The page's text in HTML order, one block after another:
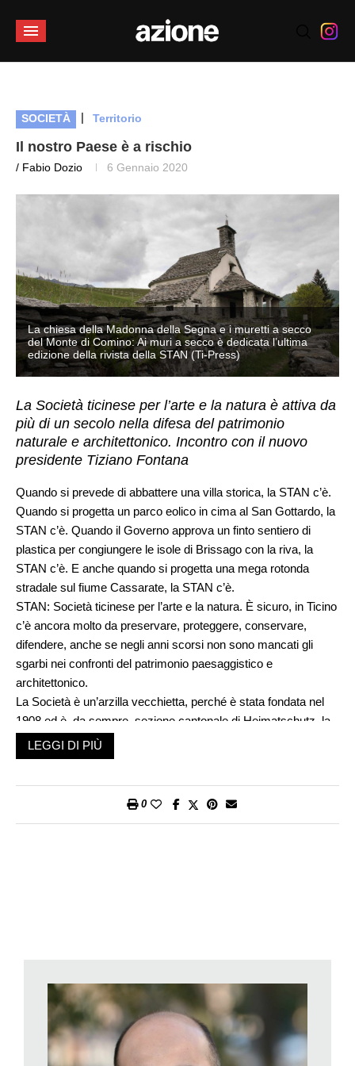
SOCIETÀ | Territorio
Il nostro Paese è a rischio
/ Fabio Dozio 6 Gennaio 2020
La chiesa della Madonna della Segna e i muretti a secco
del Monte di Comino: Ai muri a secco è dedicata l’ultima
edizione della rivista della STAN (Ti-Press)
La Società ticinese per l’arte e la natura è attiva da
più di un secolo nella difesa del patrimonio
naturale e architettonico. Incontro con il nuovo
presidente Tiziano Fontana
Quando si prevede di abbattere una villa storica, la STAN c’è.
Quando si progetta un parco eolico in cima al San Gottardo, la
STAN c’è. Quando il Governo approva un finto sentiero di
plastica per congiungere le isole di Brissago con la riva, la
STAN c’è. E anche quando si progetta una mega rotonda
stradale sul fiume Cassarate, la STAN c’è.
STAN: Società ticinese per l’arte e la natura. È sicuro, in Ticino
c’è ancora molto da preservare, proteggere, conservare,
difendere, anche se negli anni scorsi non sono mancati gli
sgarbi nei confronti del patrimonio paesaggistico e
architettonico.
La Società è un’arzilla vecchietta, perché è stata fondata nel
1908 ed è, da sempre, sezione cantonale di Heimatschutz, la
maggiore organizzazione elvetica che opera in ambito di
cultura architettonica. La STAN pubblica regolarmente la rivista
uscì nel maggio del 1949 e il redattore era Mario Agliati,
dell’uomo».
Tempi passati. Oggi, per esempio, capita invece che in
televisione «un politico affermi al cospetto di una costruzione
illegale, ma concessa, che, se ci fosse stato qualcuno a
interporre ricorso, la decisione dell’Autorità, probabilmente,
LEGGI DI PIÙ
0